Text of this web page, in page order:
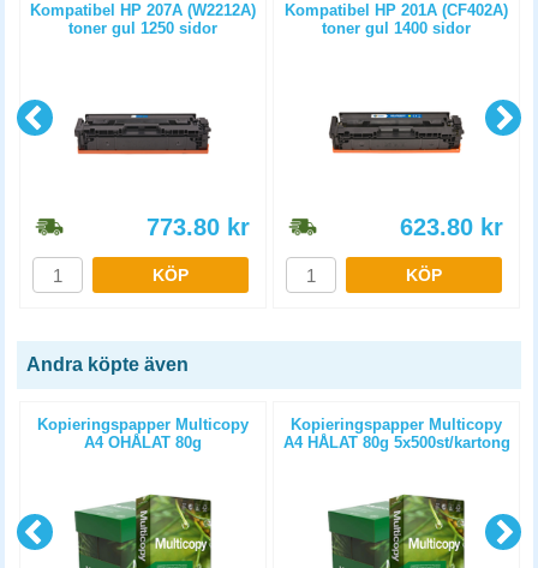
Kompatibel HP 207A (W2212A)
toner gul 1250 sidor
773.80 kr
KÖP
Kompatibel HP 201A (CF402A)
toner gul 1400 sidor
623.80 kr
KÖP
Andra köpte även
Kopieringspapper Multicopy
A4 OHÅLAT 80g
Kopieringspapper Multicopy
A4 HÅLAT 80g 5x500st/kartong